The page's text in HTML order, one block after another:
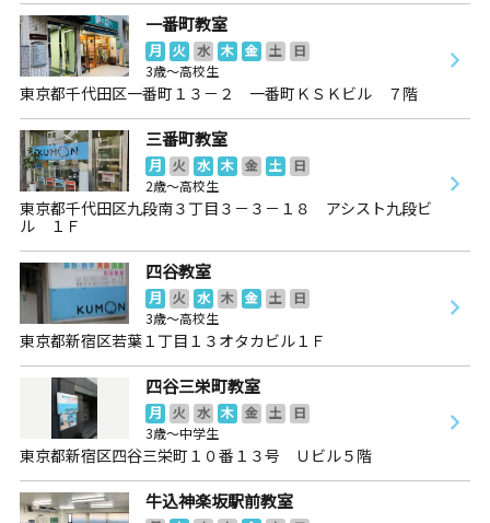
一番町教室
月 火 水 木 金 土
日
3歳～高校生
東京都千代田区一番町１３－２ 一番町ＫＳＫビル ７階
三番町教室
月 火 水 木 金 土
日
2歳～高校生
東京都千代田区九段南３丁目３－３－１８ アシスト九段ビ
ル １Ｆ
四谷教室
月 火 水 木 金 土
日
3歳～高校生
東京都新宿区若葉１丁目１３オタカビル１Ｆ
四谷三栄町教室
月 火 水 木 金 土
日
3歳～中学生
東京都新宿区四谷三栄町１０番１３号 Ｕビル５階
牛込神楽坂駅前教室